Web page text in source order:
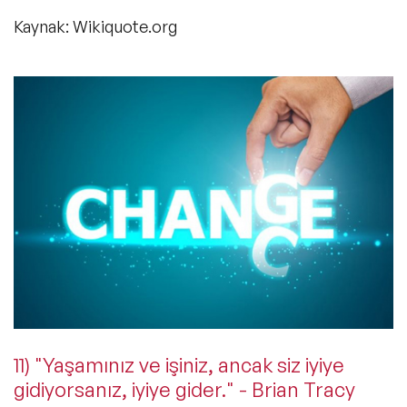
Kaynak: Wikiquote.org
11) "Yaşamınız ve işiniz, ancak siz iyiye
gidiyorsanız, iyiye gider." - Brian Tracy